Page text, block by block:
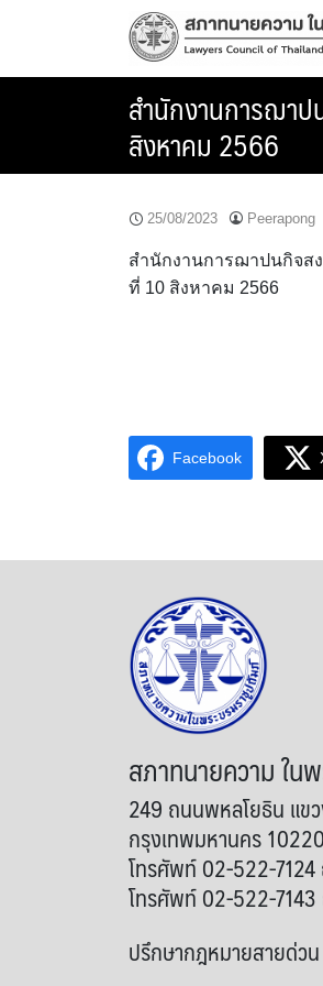
สำนักงานการฌาป
สิงหาคม 2566
25/08/2023 Peerapong
สำนักงานการฌาปนกิจส
ที่ 10 สิงหาคม 2566
Facebook
สภาทนายความ ใน
249 ถนนพหลโยธิน แข
กรุงเทพมหานคร 10220
โทรศัพท์ 02-522-
โทรศัพท์ 02-522-
ปรึกษากฎหมายสายด่ว